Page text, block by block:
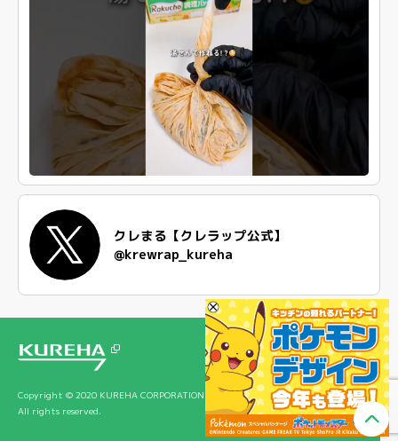
クレまる【クレラップ公式】
@krewrap_kureha
Copyright © 2020 KUREHA CORPORATION
All rights reserved.